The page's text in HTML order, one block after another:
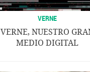
VERNE
VERNE, NUESTRO
MEDIO DIGITAL